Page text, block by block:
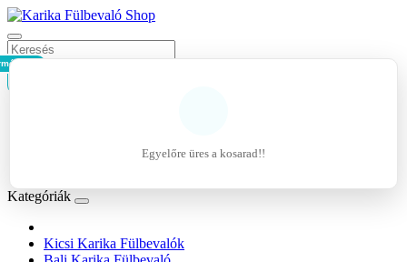
- 0Ft
Egyelőre üres a kosarad!!
Kategóriák
Kicsi Karika Fülbevalók